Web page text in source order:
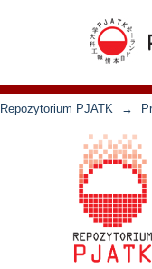
Repozytorium PJATK →